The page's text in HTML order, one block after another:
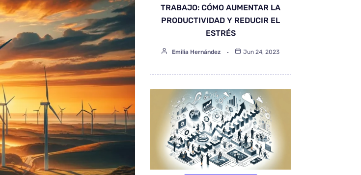
TRABAJO: CÓMO AUMENTAR LA
PRODUCTIVIDAD Y REDUCIR EL
ESTRÉS
Emilia Hernández Jun 24, 2023